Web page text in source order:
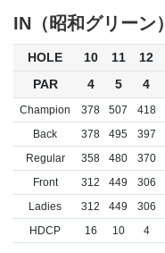
IN（昭和グリーン）
HOLE 10 11 12
PAR
4 5 4
Champion 378 507 418
Back
378 495 397
Regular
358 480 370
Front
312 449 306
Ladies
312 449 306
HDCP
16 10 4